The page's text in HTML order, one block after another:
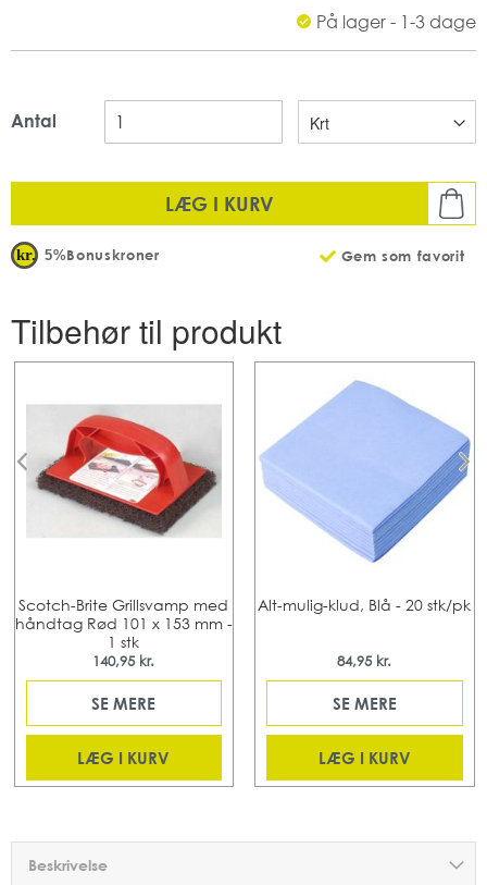
På lager - 1-3 dage
Antal
LÆG I KURV
Gem som favorit
5%Bonuskroner
Tilbehør til produkt
Scotch-Brite Grillsvamp med
håndtag Rød 101 x 153 mm -
1 stk
140,95 kr.
SE MERE
LÆG I KURV
Alt-mulig-klud, Blå - 20 stk/pk
84,95 kr.
SE MERE
LÆG I KURV
Beskrivelse